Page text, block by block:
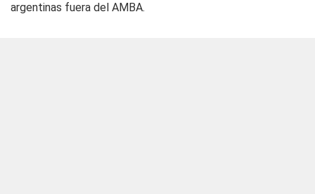
argentinas fuera del AMBA.